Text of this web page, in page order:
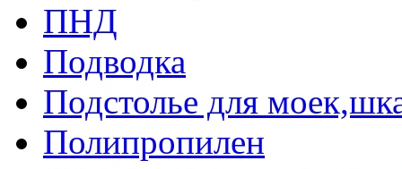
ПНД
Подводка
Подстолье для
Полипропилен